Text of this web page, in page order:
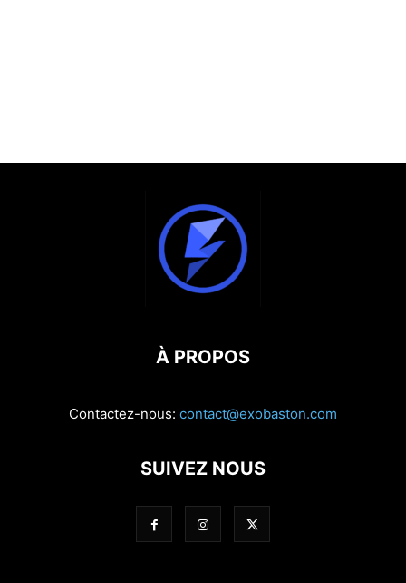
À PROPOS
Contactez-nous: contact@exobaston.com
SUIVEZ NOUS